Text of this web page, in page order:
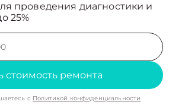
проведения диагностики и
25%
стоимость ремонта
с Политикой конфиденциальности